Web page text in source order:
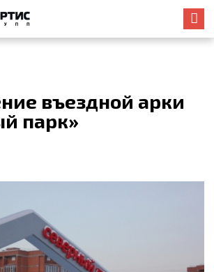
въездной арки
парк»